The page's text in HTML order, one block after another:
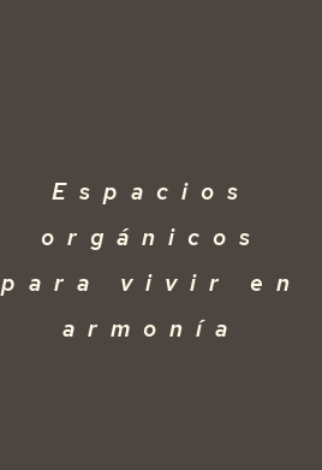
Espacios
orgánicos
para vivir en
armonía